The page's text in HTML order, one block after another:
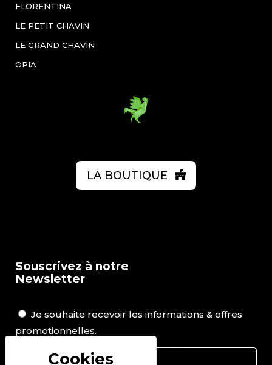
FLORENTINA
LE PETIT CHAVIN
LE GRAND CHAVIN
OPIA
LA BOUTIQUE
Souscrivez à notre
Newsletter
Je souhaite recevoir les informations & offres
promotionnelles.